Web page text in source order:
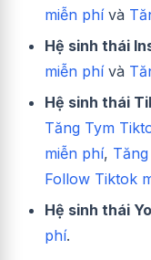
miễn phívà
Hệ sinh thái
miễn phívà
Hệ sinh thái
Tăng Tym
miễn phí,
Follow Tiktok
Hệ sinh thái
phí.